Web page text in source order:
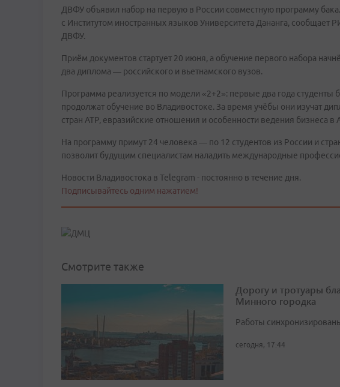
ДВФУ объявил набор на первую в России совместную программу
с Институтом иностранных языков Университета Дананга, сообщает
ДВФУ.
Приём документов стартует 20 июня, а обучение первого набора
два диплома — российского и вьетнамского вузов.
Программа реализуется по модели «2+2»: первые два года студенты
продолжат обучение во Владивостоке. За время учёбы они изучат
стран АТР, евразийские отношения и особенности ведения бизнеса в
На программу примут 24 человека — по 12 студентов из России и
позволит будущим специалистам наладить международные
Новости Владивостока в Telegram - постоянно в течение дня.
Подписывайтесь одним нажатием!
Смотрите также
Дорогу и тротуары
Минного городка
Работы
сегодня, 17:44